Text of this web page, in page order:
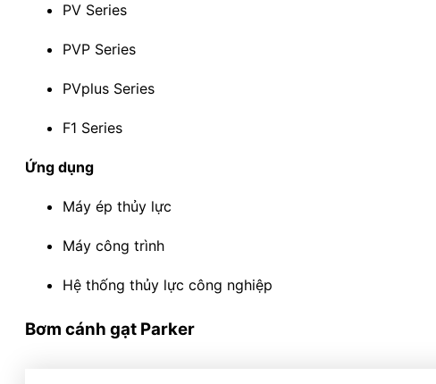
PV Series
PVP Series
PVplus Series
F1 Series
Ứng dụng
Máy ép thủy lực
Máy công trình
Hệ thống thủy lực công nghiệp
Bơm cánh gạt Parker